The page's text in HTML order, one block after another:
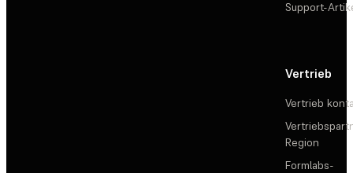
Support-
Vertrieb
Vertrieb
Region
Formlabs-